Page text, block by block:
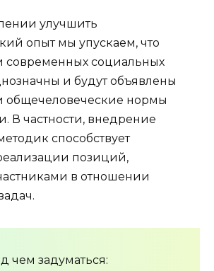
улучшить
опыт мы упускаем, что
современных социальных
и будут объявлены
нормы
В частности, внедрение
способствует
позиций,
в отношении
чем задуматься: